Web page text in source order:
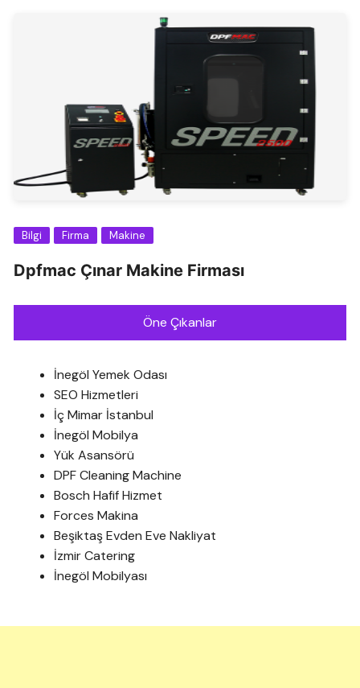
Bilgi Firma Makine
Dpfmac Çınar Makine Firması
Öne Çıkanlar
İnegöl Yemek Odası
SEO Hizmetleri
İç Mimar İstanbul
İnegöl Mobilya
Yük Asansörü
DPF Cleaning Machine
Bosch Hafif Hizmet
Forces Makina
Beşiktaş Evden Eve Nakliyat
İzmir Catering
İnegöl Mobilyası